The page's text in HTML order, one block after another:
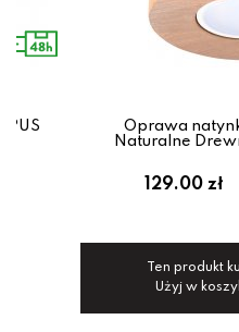
Oprawa
Naturalne
129.00 zł
Ten produkt
Użyj w